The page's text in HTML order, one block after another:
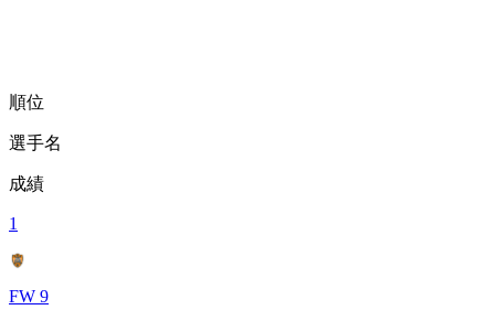
順位
選手名
成績
1
FW 9